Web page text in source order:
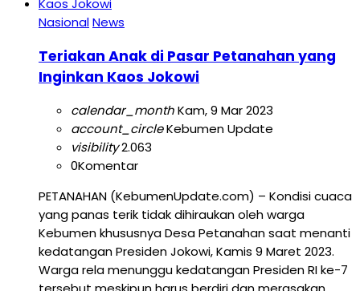
NasionalNews
Teriakan Anak di Pasar Petanahan yang
Inginkan Kaos Jokowi
calendar_monthKam, 9 Mar 2023
account_circleKebumen Update
visibility2.063
0Komentar
PETANAHAN (KebumenUpdate.com) – Kondisi cuaca
yang panas terik tidak dihiraukan oleh warga
Kebumen khususnya Desa Petanahan saat menanti
kedatangan Presiden Jokowi, Kamis 9 Maret 2023.
Warga rela menunggu kedatangan Presiden RI ke-7